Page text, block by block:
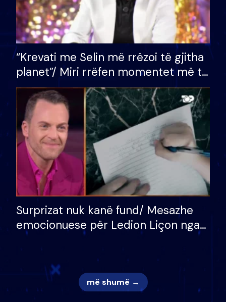
“Krevati me Selin më rrëzoi të gjitha
planet”/ Miri rrëfen momentet më të
bukura në shtëpinë e BB VIP: Do më
mungojë zilja e mëngjesit kur…
Surprizat nuk kanë fund/ Mesazhe
emocionuese për Ledion Liçon nga
nëna dhe fëmijët e tij, moderatori
më shumë →